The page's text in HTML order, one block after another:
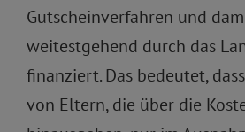
Gutscheinverfahren und
weitestgehend durch das
finanziert. Das bedeutet,
von Eltern, die über die